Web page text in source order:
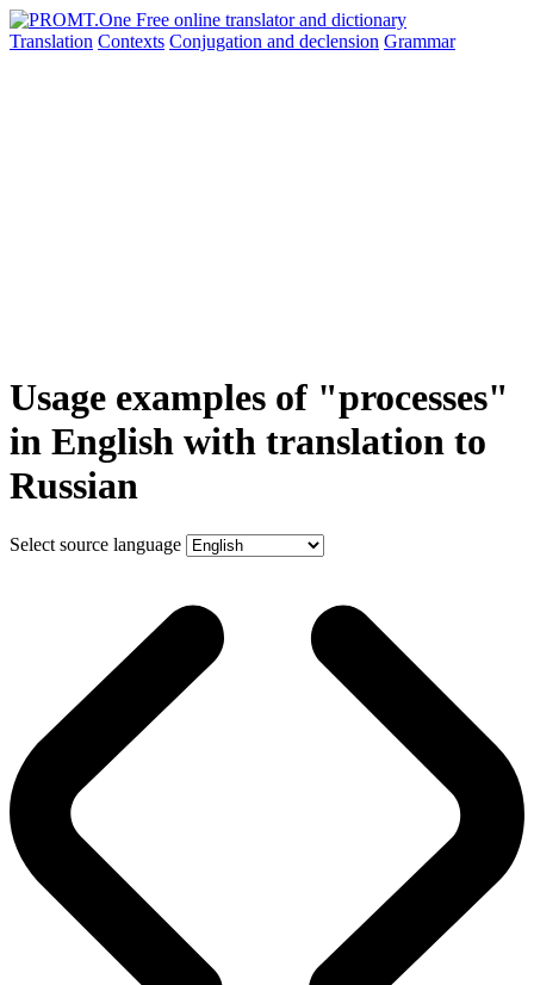
Translation Contexts Conjugation and declension Grammar
Usage examples of "processes"
in English with translation to
Russian
Select source language